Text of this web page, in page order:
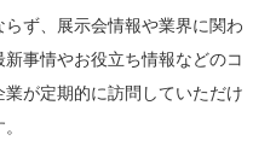
ず、展示会情報や業界に関わ
事情やお役立ち情報などのコ
が定期的に訪問していただけ